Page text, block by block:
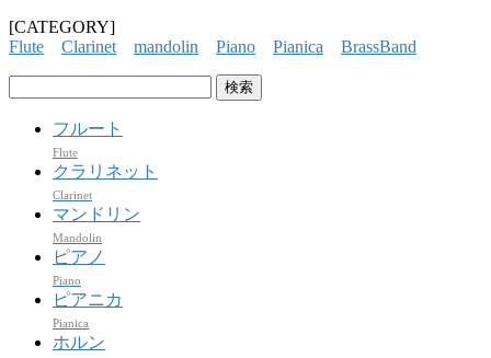
[CATEGORY]
Flute
Clarinet mandolin Piano Pianica
BrassBand
フルート
Flute
クラリネット
Clarinet
マンドリン
Mandolin
ピアノ
Piano
ピアニカ
Pianica
ホルン